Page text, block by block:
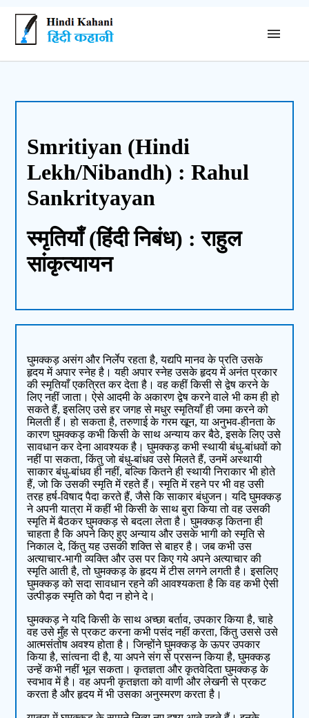
Smritiyan (Hindi
Lekh/Nibandh) : Rahul
Sankrityayan
स्‍मृतियाँ (हिंदी निबंध) : राहुल
सांकृत्यायन
घुमक्कड़ असंग और निर्लेप रहता है, यद्यपि मानव के प्रति उसके
हृदय में अपार स्‍नेह है। यही अपार स्‍नेह उसके हृदय में अनंत प्रकार
की स्‍मृतियाँ एकत्रित कर देता है। वह कहीं किसी से द्वेष करने के
लिए नहीं जाता। ऐसे आदमी के अकारण द्वेष करने वाले भी कम ही हो
सकते हैं, इसलिए उसे हर जगह से मधुर स्‍मृतियाँ ही जमा करने को
मिलती हैं। हो सकता है, तरुणाई के गरम खून, या अनुभव-हीनता के
कारण घुमक्कड़ कभी किसी के साथ अन्‍याय कर बैठे, इसके लिए उसे
सावधान कर देना आवश्‍यक है। घुमक्कड़ कभी स्‍थायी बंधु-बांधवों को
नहीं पा सकता, किंतु जो बंधु-बांधव उसे मिलते हैं, उनमें अस्‍थायी
साकार बंधु-बांधव ही नहीं, बल्कि कितने ही स्‍थायी निराकार भी होते
हैं, जो कि उसकी स्‍मृति में रहते हैं। स्‍मृति में रहने पर भी वह उसी
तरह हर्ष-विषाद पैदा करते हैं, जैसे कि साकार बंधुजन। यदि घुमक्कड़
ने अपनी यात्रा में कहीं भी किसी के साथ बुरा किया तो वह उसकी
स्‍मृति में बैठकर घुमक्कड़ से बदला लेता है। घुमक्कड़ कितना ही
चाहता है कि अपने किए हुए अन्‍याय और उसके भागी को स्‍मृति से
निकाल दे, किंतु यह उसकी शक्ति से बाहर है। जब कभी उस
अत्‍याचार-भागी व्‍यक्ति और उस पर किए गये अपने अत्‍याचार की
स्‍मृति आती है, तो घुमक्कड़ के हृदय में टीस लगने लगती है। इसलिए
घुमक्कड़ को सदा सावधान रहने की आवश्‍यकता है कि वह कभी ऐसी
उत्‍पीड़क स्‍मृति को पैदा न होने दे।
घुमक्कड़ ने यदि किसी के साथ अच्छा बर्ताव, उपकार किया है, चाहे
वह उसे मुँह से प्रकट करना कभी पसंद नहीं करता, किंतु उससे उसे
आत्‍मसंतोष अवश्य होता है। जिन्‍होंने घुमक्कड़ के ऊपर उपकार
किया है, सांत्वना दी है, या अपने संग से प्रसन्‍न किया है, घुमक्कड़
उन्‍हें कभी नहीं भूल सकता। कृतज्ञता और कृतवेदिता घुमक्कड़ के
स्वभाव में है। वह अपनी कृतज्ञता को वाणी और लेखनी से प्रकट
करता है और हृदय में भी उसका अनुस्मरण करता है।